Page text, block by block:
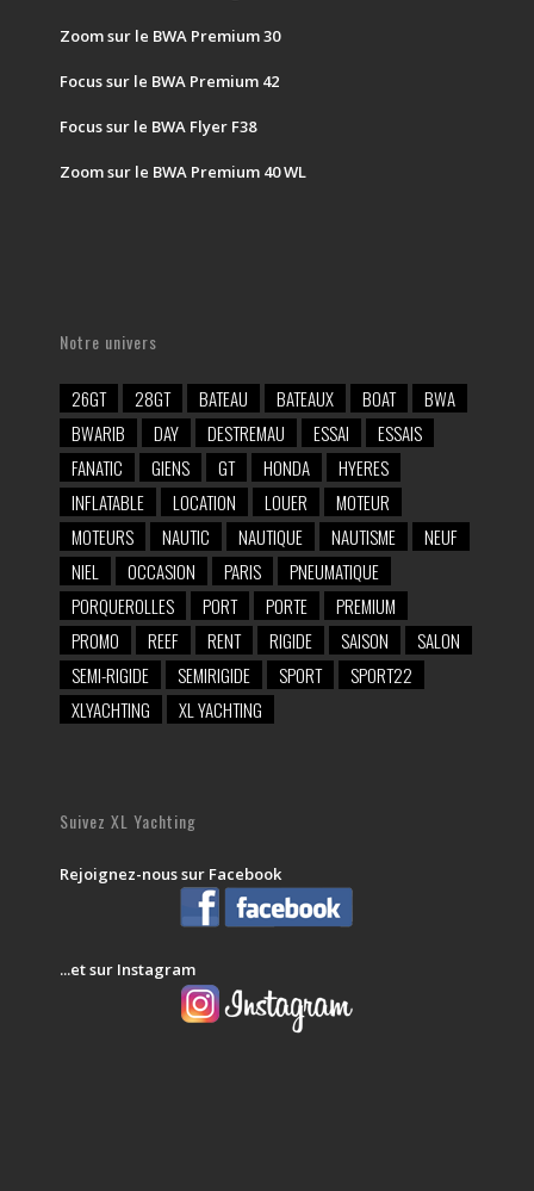
Zoom sur le BWA Premium 30
Focus sur le BWA Premium 42
Focus sur le BWA Flyer F38
Zoom sur le BWA Premium 40 WL
Notre univers
26GT 28GT BATEAU BATEAUX BOAT
BWA
BWARIB
DAY DESTREMAU ESSAI
ESSAIS
FANATIC
GIENS GT HONDA
HYERES
INFLATABLE
LOCATION LOUER
MOTEUR
MOTEURS
NAUTIC NAUTIQUE NAUTISME
NEUF
NIEL
OCCASION PARIS
PNEUMATIQUE
PORQUEROLLES
PORT PORTE
PREMIUM
PROMO
REEF RENT RIGIDE SAISON
SALON
SEMI-RIGIDE
SEMIRIGIDE SPORT
SPORT22
XLYACHTING
XL YACHTING
Suivez XL Yachting
Rejoignez-nous sur Facebook
...et sur Instagram